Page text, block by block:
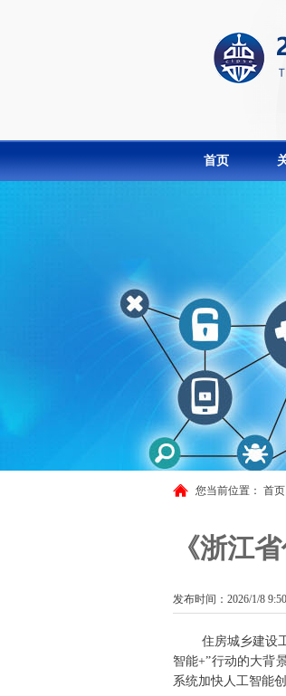
首页
您当前位置： 首页
《浙江
发布时间：2026/1/8
住房城乡建设
智能+”行动的大背
系统加快人工智能